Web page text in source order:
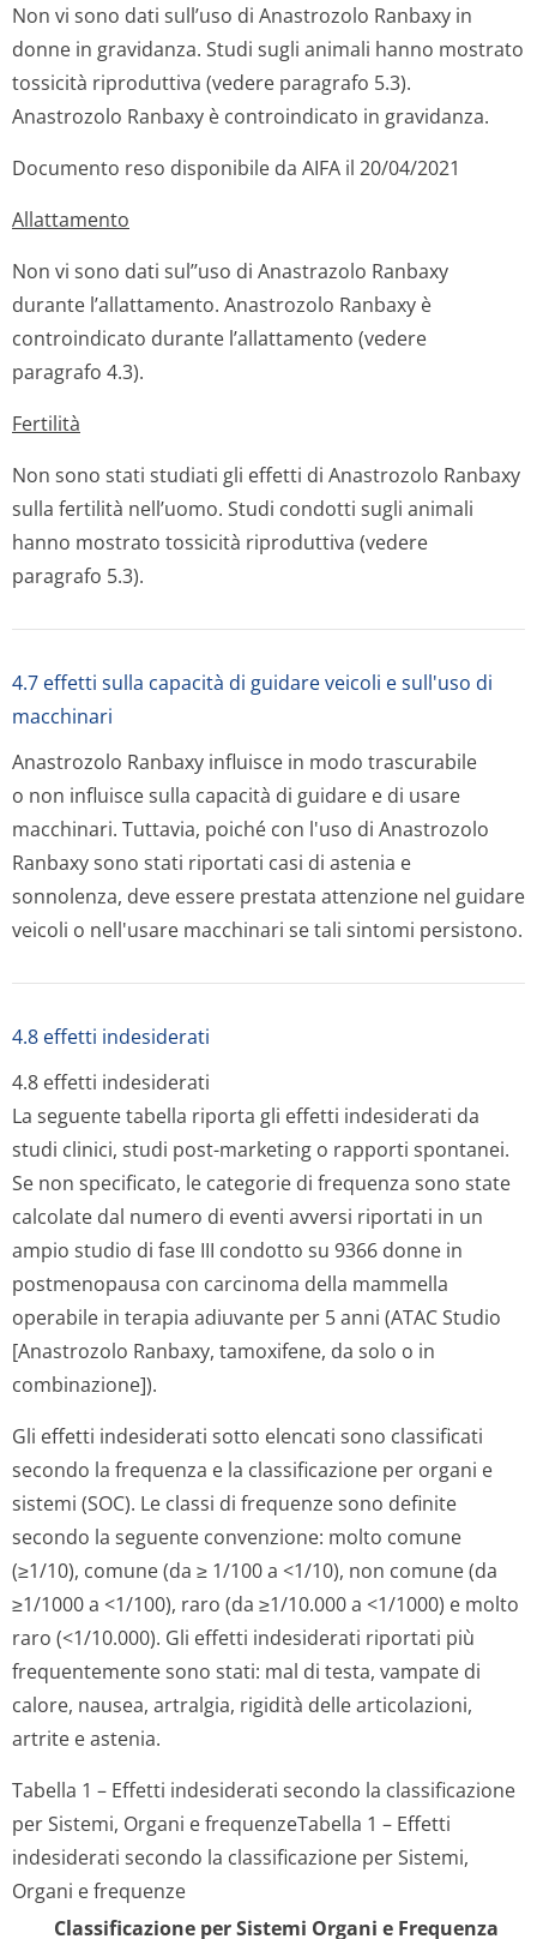
Non vi sono dati sull’uso di Anastrozolo Ranbaxy in
donne in gravidanza. Studi sugli animali hanno mostrato
tossicità riproduttiva (vedere paragrafo 5.3).
Anastrozolo Ranbaxy è controindicato in gravidanza.
Documento reso disponibile da AIFA il 20/04/2021
Allattamento
Non vi sono dati sul’’uso di Anastrazolo Ranbaxy
durante l’allattamento. Anastrozolo Ranbaxy è
controindicato durante l’allattamento (vedere
paragrafo 4.3).
Fertilità
Non sono stati studiati gli effetti di Anastrozolo Ranbaxy
sulla fertilità nell’uomo. Studi condotti sugli animali
hanno mostrato tossicità riproduttiva (vedere
paragrafo 5.3).
4.7 effetti sulla capacità di guidare veicoli e sull'uso di
macchinari
Anastrozolo Ranbaxy influisce in modo trascurabile
o non influisce sulla capacità di guidare e di usare
macchinari. Tuttavia, poiché con l'uso di Anastrozolo
Ranbaxy sono stati riportati casi di astenia e
sonnolenza, deve essere prestata attenzione nel guidare
veicoli o nell'usare macchinari se tali sintomi persistono.
4.8 effetti indesiderati
4.8 effetti indesiderati
La seguente tabella riporta gli effetti indesiderati da
studi clinici, studi post-marketing o rapporti spontanei.
Se non specificato, le categorie di frequenza sono state
calcolate dal numero di eventi avversi riportati in un
ampio studio di fase III condotto su 9366 donne in
postmenopausa con carcinoma della mammella
operabile in terapia adiuvante per 5 anni (ATAC Studio
[Anastrozolo Ranbaxy, tamoxifene, da solo o in
combinazione]).
Gli effetti indesiderati sotto elencati sono classificati
secondo la frequenza e la classificazione per organi e
sistemi (SOC). Le classi di frequenze sono definite
secondo la seguente convenzione: molto comune
(≥1/10), comune (da ≥ 1/100 a <1/10), non comune (da
≥1/1000 a <1/100), raro (da ≥1/10.000 a <1/1000) e molto
raro (<1/10.000). Gli effetti indesiderati riportati più
frequentemente sono stati: mal di testa, vampate di
calore, nausea, artralgia, rigidità delle articolazioni,
artrite e astenia.
Tabella 1 – Effetti indesiderati secondo la classificazione
per Sistemi, Organi e frequenzeTabella 1 – Effetti
indesiderati secondo la classificazione per Sistemi,
Organi e frequenze
Classificazione per Sistemi Organi e Frequenza